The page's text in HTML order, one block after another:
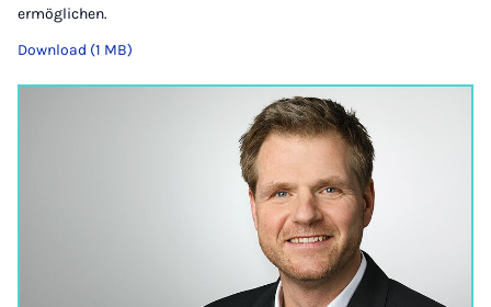
ermöglichen.
Download (1 MB)